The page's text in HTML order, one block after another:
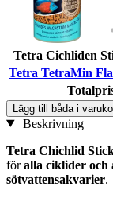
Tetra Cichliden
Tetra TetraMin
Lägg till båda i
Beskrivning
Tetra Chichlid
föralla ciklider
sötvattensakvarier.